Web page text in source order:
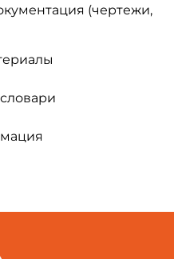
(чертежи,